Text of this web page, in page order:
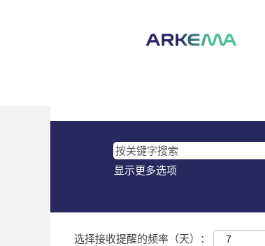
搜索结果：
显示更多选项
选择接收提醒的频率（天）：